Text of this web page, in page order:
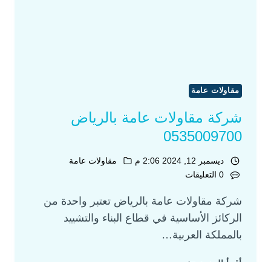
مقاولات عامة
شركة مقاولات عامة بالرياض
0535009700
ديسمبر 12, 2024 2:06 م
مقاولات عامة
0 التعليقات
شركة مقاولات عامة بالرياض تعتبر واحدة من
الركائز الأساسية في قطاع البناء والتشييد
بالمملكة العربية…